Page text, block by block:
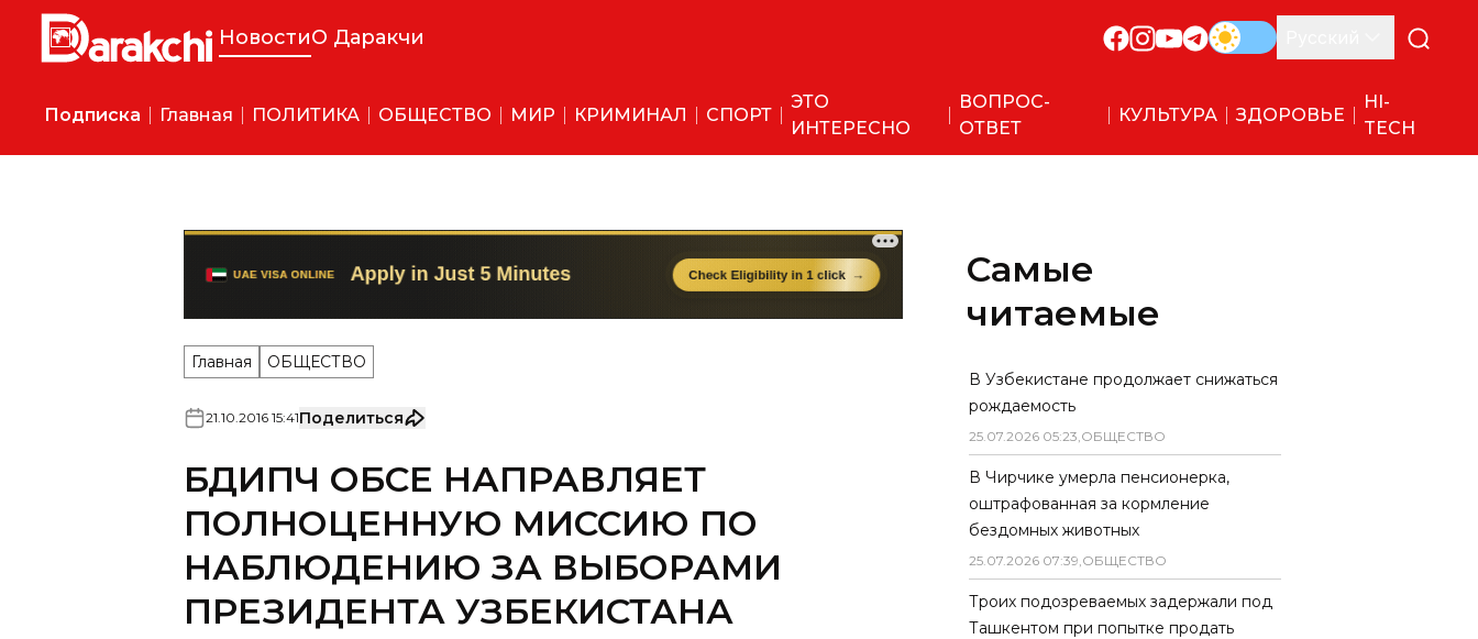
НовостиО Даракчи
Подписка Главная ПОЛИТИКА ОБЩЕСТВО МИР КРИМИНАЛ СПОРТ
ЭТО
ИНТЕРЕСНО
ВОПРОС-
ОТВЕТ
КУЛЬТУРА ЗДОРОВЬЕ
HI-
TECH
Главная ОБЩЕСТВО
21 10 2016 15:41Поделиться
БДИПЧ ОБСЕ НАПРАВЛЯЕТ
ПОЛНОЦЕННУЮ МИССИЮ ПО
НАБЛЮДЕНИЮ ЗА ВЫБОРАМИ
ПРЕЗИДЕНТА УЗБЕКИСТАНА
Самые
читаемые
В Узбекистане продолжает снижаться
рождаемость
25.07.2026 05:23,ОБЩЕСТВО
В Чирчике умерла пенсионерка,
оштрафованная за кормление
бездомных животных
25.07.2026 07:39,ОБЩЕСТВО
Троих подозреваемых задержали под
Ташкентом при попытке продать